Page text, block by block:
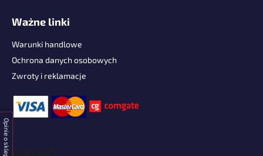
Opinie o sklepie
Ważne linki
Warunki handlowe
Ochrona danych osobowych
Zwroty i reklamacje
Kontakt